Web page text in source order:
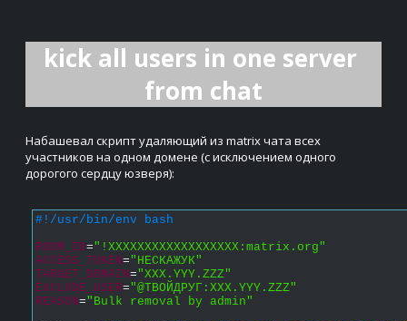
kick all users in one server
from chat
Набашевал скрипт удаляющий из matrix чата всех
участников на одном домене (с исключением одного
дорогого сердцу юзверя):
#!/usr/bin/env bash
ROOM_ID= "!XXXXXXXXXXXXXXXXXX:matrix.org"
ACCESS_TOKEN= "НЕСКАЖУК"
TARGET_DOMAIN= "XXX.YYY.ZZZ"
EXCLUDE_USER= "@ТВОЙДРУГ:XXX.YYY.ZZZ"
REASON= "Bulk removal by admin"